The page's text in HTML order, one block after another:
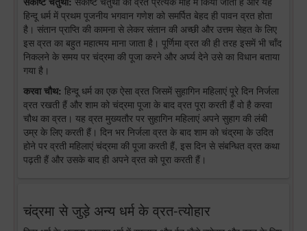
हिन्दू धर्म में प्रथम पूजनीय भगवान गणेश को समर्पित बेहद ही पावन व्रत होता
है। संतान प्राप्ति की कामना से लेकर संतान की अच्छी और उत्तम सेहत के लिए
इस व्रत का बहुत महात्मय माना जाता है। पूर्णिमा व्रत की ही तरह इसमें भी चाँद
निकलने के समय पर चंद्रमा की पूजा करने और अर्घ्य देने उसे का विधान बताया
गया है।
करवा चौथ: हिन्दू धर्म का एक ऐसा व्रत जिसमें सुहागिन महिलाएं पूरे दिन निर्जला
व्रत रखती हैं और शाम को चंद्रमा पूजा के बाद व्रत पूरा करती हैं वो है करवा
चौथ का व्रत। यह व्रत मुख्यतौर पर सुहागिन महिलाएं अपने सुहाग की लंबी
उम्र के लिए करती हैं। दिन भर निर्जला व्रत के बाद शाम को चंद्रमा के उदित
होने पर व्रती महिलाएं चंद्रमा की पूजा करती हैं, इस दिन से संबन्धित व्रत कथा
पढ़ती हैं और उसके बाद ही अपने व्रत को पूरा करती हैं।
चंद्रमा से जुड़े अन्य धर्म के व्रत-त्योहार